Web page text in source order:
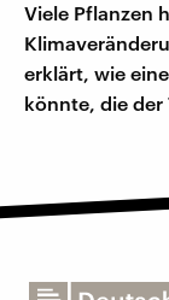
Viele Pflanzen
erklärt, wie
könnte, die